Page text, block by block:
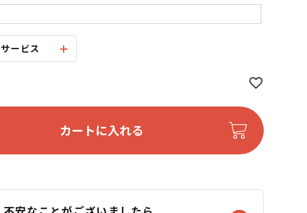
ービス
カートに入れる